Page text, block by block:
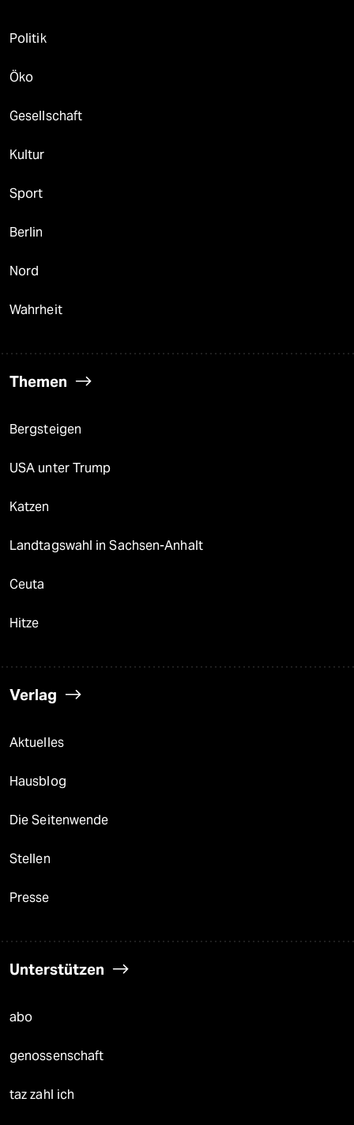
Politik
Öko
Gesellschaft
Kultur
Sport
Berlin
Nord
Wahrheit
Themen
Bergsteigen
USA unter Trump
Katzen
Landtagswahl in Sachsen-Anhalt
Ceuta
Hitze
Verlag
Aktuelles
Hausblog
Die Seitenwende
Stellen
Presse
Unterstützen
abo
genossenschaft
taz zahl ich